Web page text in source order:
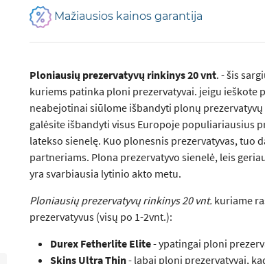
Mažiausios kainos garantija
Ploniausių prezervatyvų rinkinys 20vnt. - šis
kuriems patinka ploni prezervatyvai. jeigu ieškote
neabejotinai siūlome išbandyti plonų
galėsite išbandyti visus Europoje populiariausius
latekso sienelę. Kuo plonesnis prezervatyvas, tuo
partneriams. Plona prezervatyvo sienelė, leis
yra svarbiausia lytinio akto metu.
Ploniausių prezervatyvų rinkinys 20 vnt. kuriame
prezervatyvus (visų po 1-2vnt.):
Durex Fetherlite Elite- ypatingai ploni
Skins Ultra Thin- labai ploni prezervatyvai,